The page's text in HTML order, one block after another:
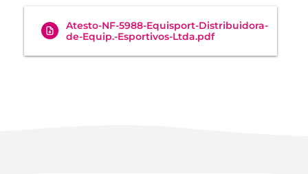
Atesto-NF-5988-Equisport-Distribuidora-
de-Equip.-Esportivos-Ltda.pdf